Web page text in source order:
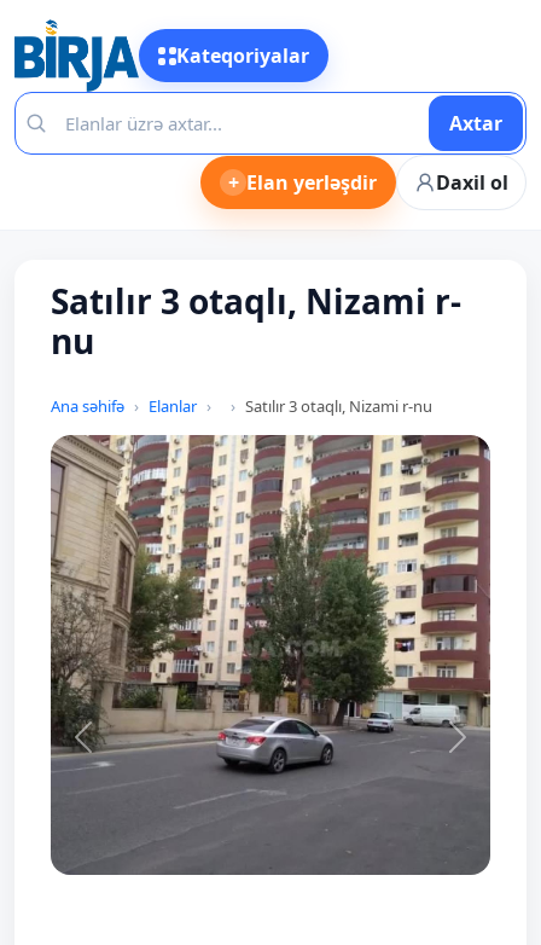
Kateqoriyalar
Axtar
+ Elan yerləşdir Daxil ol
Satılır 3 otaqlı, Nizami r-
nu
Ana səhifə Elanlar Satılır 3 otaqlı, Nizami r-nu
Prev Next